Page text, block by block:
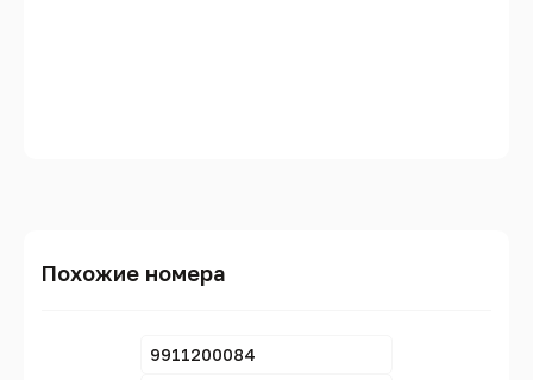
Похожие номера
9911200084